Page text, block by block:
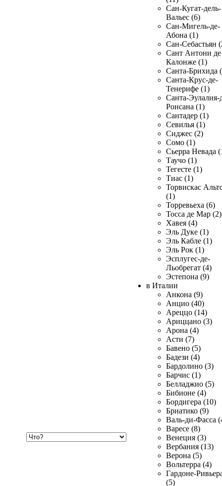
Сан-Кугат-дель-
Вальес (6)
Сан-Мигель-де-
Абона (1)
Сан-Себастьян
Сант Антони де
Калонже (1)
Санта-Брихида
Санта-Крус-де-
Тенерифе (1)
Санта-Эулалия-
Ронсана (1)
Сантадер (1)
Севилья (1)
Сиджес (2)
Сомо (1)
Сьерра Невада
Таучо (1)
Тегесте (1)
Тиас (1)
Торвискас
(1)
Торревьеха (6)
Тосса де Мар (2)
Хавея (4)
Эль Дуке (1)
Эль Кабле (1)
Эль Рок (1)
Эсплугес-де-
Льобрегат (4)
Эстепона (9)
в Италии
Анкона (9)
Анцио (40)
Ареццо (14)
Ариццано (3)
Арона (4)
Асти (7)
Бавено (5)
Бадези (4)
Бардолино (3)
Барчис (1)
Белладжио (5)
Бибионе (4)
Бордигера (10)
Бриатико (9)
Валь-ди-Фасса
Варесе (8)
Венеция (3)
Вербания (13)
Верона (5)
Вольтерра (4)
Гардоне-
(5)